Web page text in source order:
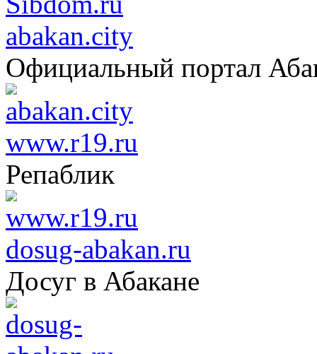
abakan.city
Официальный портал
www.r19.ru
Репаблик
dosug-abakan.ru
Досуг в Абакане